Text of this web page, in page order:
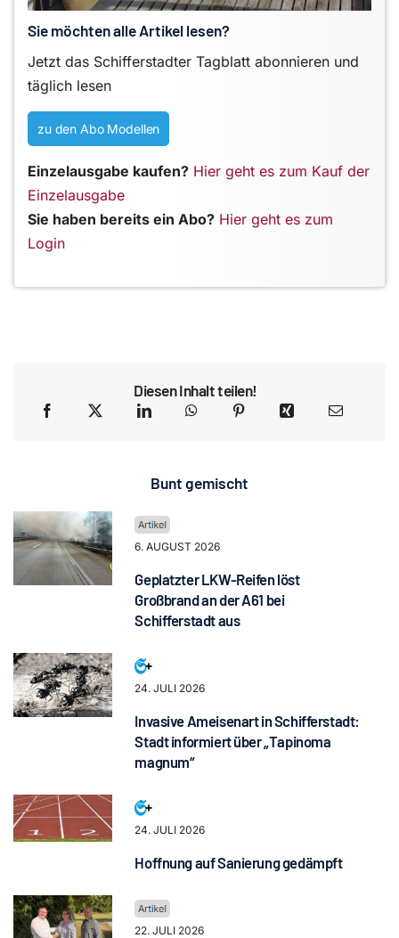
Sie möchten alle Artikel lesen?
Jetzt das Schifferstadter Tagblatt abonnieren und
täglich lesen
zu den Abo Modellen
Einzelausgabe kaufen? Hier geht es zum Kauf der
Einzelausgabe
Sie haben bereits ein Abo? Hier geht es zum
Login
Diesen Inhalt teilen!
Bunt gemischt
6. AUGUST 2026
Geplatzter LKW-Reifen löst
Großbrand an der A61 bei
Schifferstadt aus
24. JULI 2026
Invasive Ameisenart in Schifferstadt:
Stadt informiert über „Tapinoma
magnum“
24. JULI 2026
Hoffnung auf Sanierung gedämpft
22. JULI 2026